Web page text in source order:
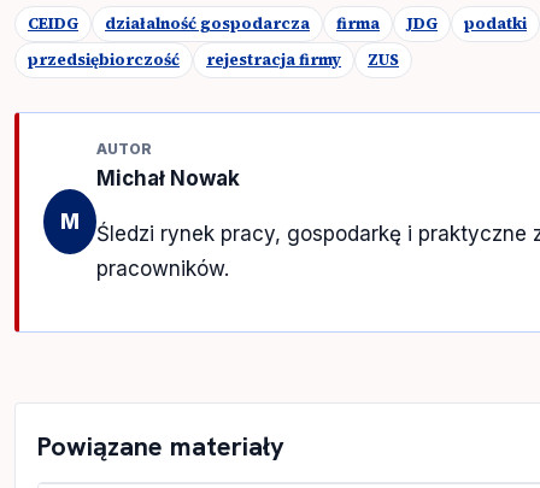
CEIDG działalność gospodarcza firma JDG
podatki
przedsiębiorczość
rejestracja firmy ZUS
M
AUTOR
Michał Nowak
Śledzi rynek pracy, gospodarkę i praktyczne
pracowników.
Powiązane materiały